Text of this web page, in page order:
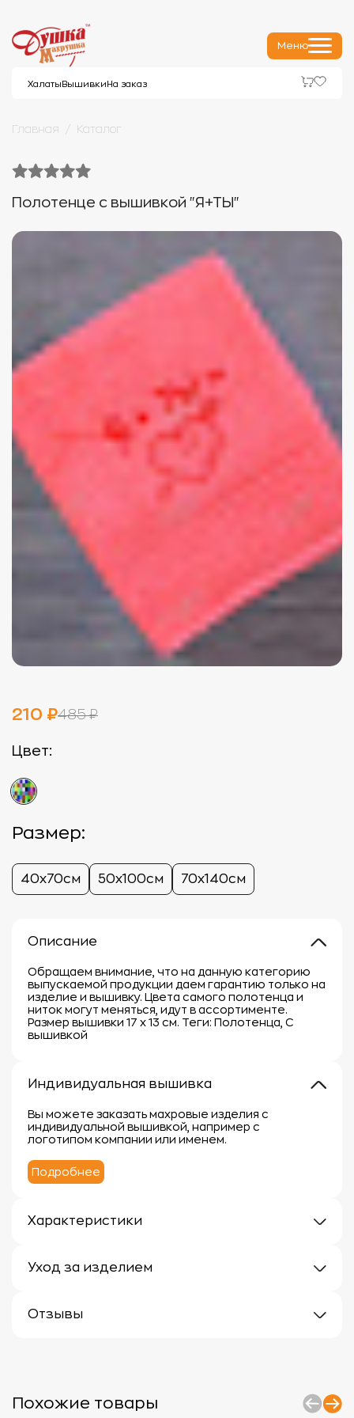
Меню
Халаты Вышивки На заказ
Главная Каталог
Полотенце с вышивкой "Я+ТЫ"
210 ₽485 ₽
Цвет:
Размер:
40х70см 50х100см 70х140см
Описание
Обращаем внимание, что на данную категорию
выпускаемой продукции даем гарантию только на
изделие и вышивку. Цвета самого полотенца и
ниток могут меняться, идут в ассортименте.
Размер вышивки 17 х 13 см. Теги: Полотенца, С
вышивкой
Индивидуальная вышивка
Вы можете заказать махровые изделия с
индивидуальной вышивкой, например с
логотипом компании или именем.
Подробнее
Характеристики
Материал: 100% хлопок
Уход за изделием
чтобы сохранить их мягкость, впитывающие
без моющего средства.
- Стирать изделия отдельно от вещей с
Отзывы
Похожие товары